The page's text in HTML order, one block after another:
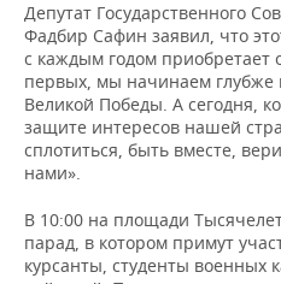
Депутат Государственного
Фадбир Сафин заявил, что
с каждым годом приобретает
первых, мы начинаем глубже
Великой Победы. А сегодня,
защите интересов нашей
сплотиться, быть вместе,
нами».
В 10:00 на площади
парад, в котором примут
курсанты, студенты военных